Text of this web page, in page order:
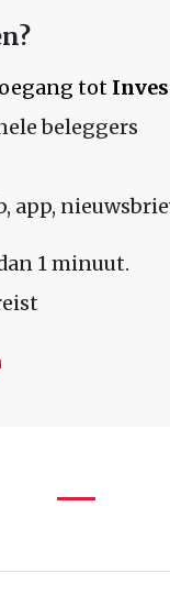
tot
beleggers
app,
1 minuut.